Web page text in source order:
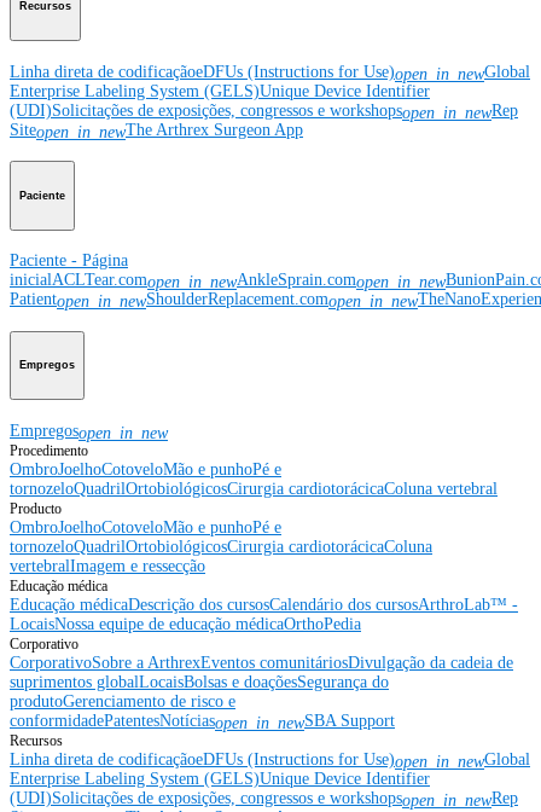
Recursos
Linha direta de codificaçãoeDFUs (Instructions for Use)open_in_newGlobal
Enterprise Labeling System (GELS)Unique Device Identifier
(UDI)Solicitações de exposições, congressos e workshopsopen_in_newRep
Siteopen_in_newThe Arthrex Surgeon App
Paciente
Paciente - Página
inicialACLTear.comopen_in_newAnkleSprain.comopen_in_new
Patientopen_in_newShoulderReplacement.comopen_in_new
Empregos
Empregosopen_in_new
Procedimento
OmbroJoelhoCotoveloMão e punhoPé e
tornozeloQuadrilOrtobiológicosCirurgia cardiotorácicaColuna vertebral
Producto
OmbroJoelhoCotoveloMão e punhoPé e
tornozeloQuadrilOrtobiológicosCirurgia cardiotorácicaColuna
vertebralImagem e ressecção
Educação médica
Educação médicaDescrição dos cursosCalendário dos cursosArthroLab™ -
LocaisNossa equipe de educação médicaOrthoPedia
Corporativo
CorporativoSobre a ArthrexEventos comunitáriosDivulgação da cadeia de
suprimentos globalLocaisBolsas e doaçõesSegurança do
produtoGerenciamento de risco e
conformidadePatentesNotíciasopen_in_newSBA Support
Recursos
Linha direta de codificaçãoeDFUs (Instructions for Use)open_in_newGlobal
Enterprise Labeling System (GELS)Unique Device Identifier
(UDI)Solicitações de exposições, congressos e workshopsopen_in_newRep